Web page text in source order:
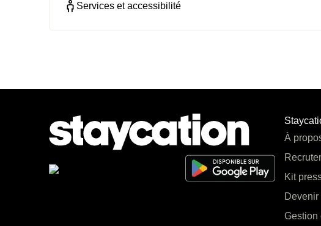
Services et accessibilité
À
Kit
Gestion